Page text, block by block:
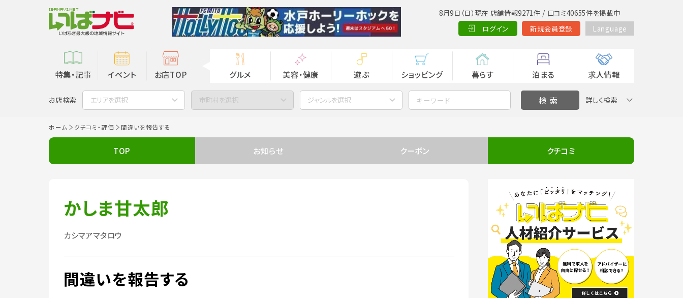
8月9日（日）現在 店舗情報9271件 / 口コミ40655件を掲載中
ログイン
新規会員登録 Language
特集・記事 イベント お店TOP グルメ 美容・健康 遊ぶ ショッピング 暮らす 泊まる 求人情報
お店検索 エリアを選択 市町村を選択 ジャンルを選択 詳しく検索
ホーム クチコミ・評価 間違いを報告する
TOP お知らせ クーポン クチコミ
かしま甘太郎
カシマアマタロウ
間違いを報告する